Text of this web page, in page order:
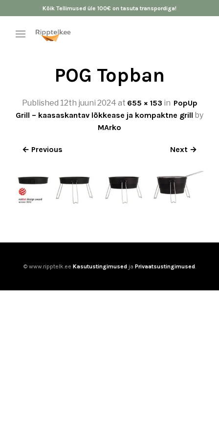
Kõik Tellimused üle 100€ on tasuta transpordiga!
POG Topban
Published 12th juuni 2024 at 655 × 153 in PopUp
Grill – kaasaskantav lõkkease ja kompaktne grill by
MArko
← Previous Next →
© www.ripptelk.ee Kasutustingimusedja Privaatsustingimused.